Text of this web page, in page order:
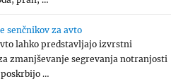
senčnikov za avto
lahko predstavljajo izvrstni
zmanjševanje segrevanja notranjosti
…